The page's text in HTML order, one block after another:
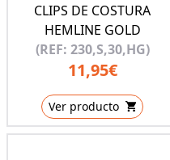
CLIPS DE COSTURA
HEMLINE GOLD
(REF: 230,S,30,HG)
11,95€
Ver producto